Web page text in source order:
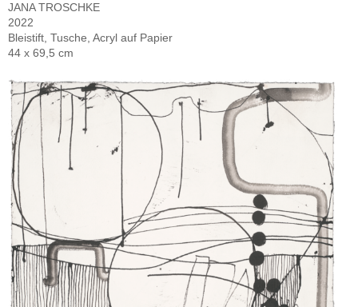
JANA TROSCHKE
2022
Bleistift, Tusche, Acryl auf Papier
44 x 69,5 cm